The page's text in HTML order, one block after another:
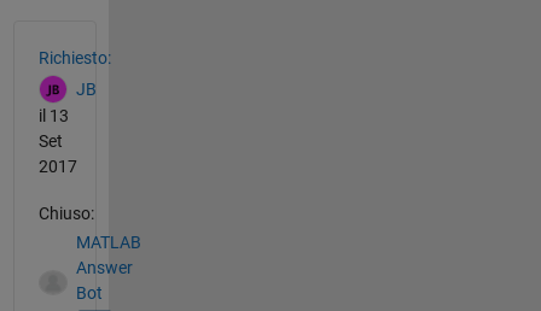
Richiesto:
JB
il 13
Set
2017
Chiuso:
MATLAB
Answer
Bot